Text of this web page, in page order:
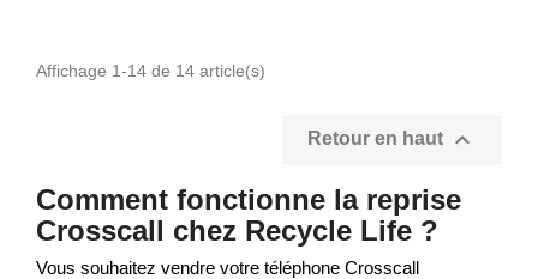
Affichage 1-14 de 14 article(s)
Retour en haut 
Comment fonctionne la reprise
Crosscall chez Recycle Life ?
Vous souhaitez vendre votre téléphone Crosscall